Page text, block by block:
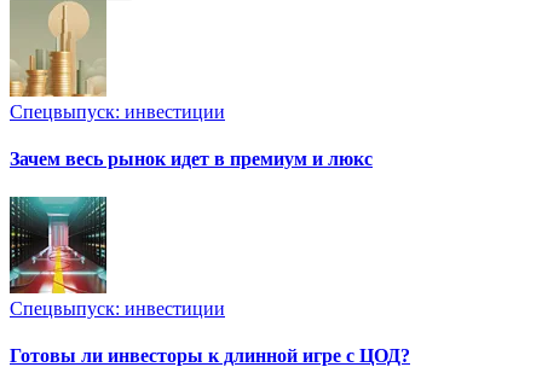
Спецвыпуск: инвестиции
Зачем весь рынок идет в премиум и люкс
Спецвыпуск: инвестиции
Готовы ли инвесторы к длинной игре с ЦОД?